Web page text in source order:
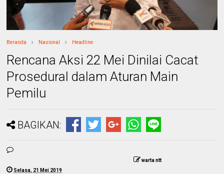
Beranda Nasional Headline
Rencana Aksi 22 Mei Dinilai Cacat
Prosedural dalam Aturan Main
Pemilu
BAGIKAN:
warta ntt
Selasa, 21 Mei 2019